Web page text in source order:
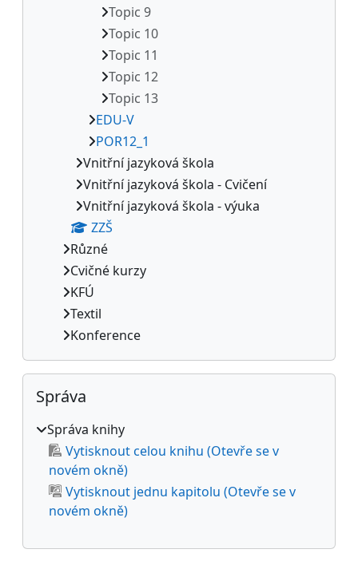
Topic 9
Topic 10
Topic 11
Topic 12
Topic 13
EDU-V
POR12_1
Vnitřní jazyková škola
Vnitřní jazyková škola - Cvičení
Vnitřní jazyková škola - výuka
ZZŠ
Různé
Cvičné kurzy
KFÚ
Textil
Konference
Přeskočit: Správa
Správa
Správa knihy
Vytisknout celou knihu (Otevře se v
novém okně)
Vytisknout jednu kapitolu (Otevře se v
novém okně)